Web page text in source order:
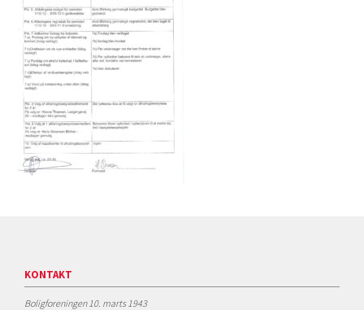
KONTAKT
Boligforeningen 10. marts 1943